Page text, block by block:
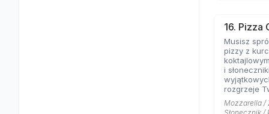
16. Pizza
Musisz
pizzy z
i
rozgrzeje
sprawi, że
pizzach.
Mozzarella /